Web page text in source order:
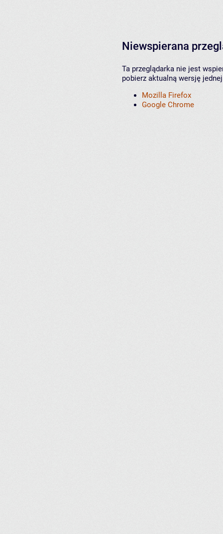
Niewspierana
Ta przeglądarka nie jest
pobierz aktualną wersję
Mozilla Firefox
Google Chrome